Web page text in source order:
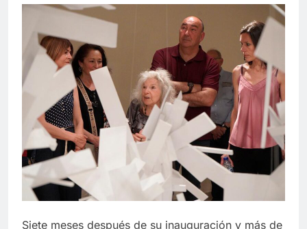
Siete meses después de su inauguración y más de